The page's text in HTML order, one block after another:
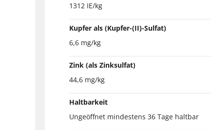
1312 IE/kg
Kupfer als (Kupfer-(II)-Sulfat)
6,6 mg/kg
Zink (als Zinksulfat)
44,6 mg/kg
Haltbarkeit
Ungeöffnet mindestens 36 Tage haltbar